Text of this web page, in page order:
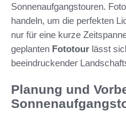
Sonnenaufgangstouren.
handeln, um die perfekten
nur für eine kurze
geplanten Fototour lässt
beeindruckender
Planung und